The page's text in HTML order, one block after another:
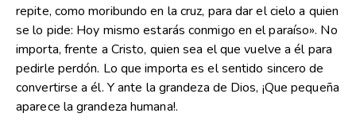
repite, como moribundo en la cruz, para dar el cielo a quien
se lo pide: Hoy mismo estarás conmigo en el paraíso». No
importa, frente a Cristo, quien sea el que vuelve a él para
pedirle perdón. Lo que importa es el sentido sincero de
convertirse a él. Y ante la grandeza de Dios, ¡Que pequeña
aparece la grandeza humana!.